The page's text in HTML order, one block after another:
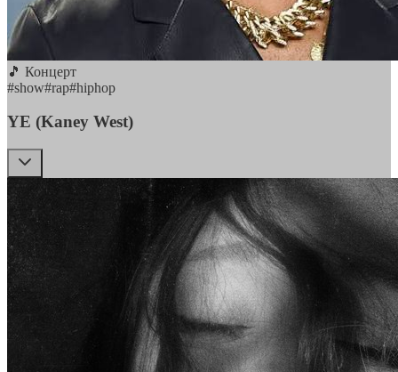
🎵 Концерт
#show#rap#hiphop
YE (Kaney West)